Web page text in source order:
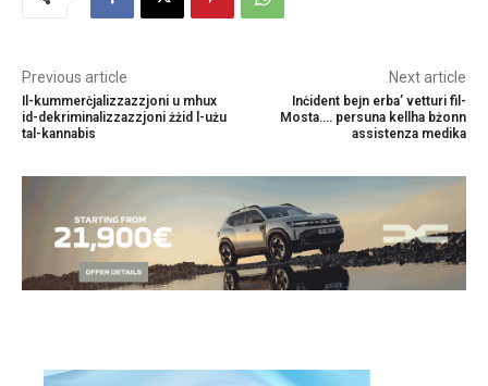
Previous article
Il-kummerċjalizzazzjoni u mhux
id-dekriminalizzazzjoni żżid l-użu
tal-kannabis
Next article
Inċident beјn erba’ vetturi fil-
Mosta…. persuna kellha bżonn
assistenza medika